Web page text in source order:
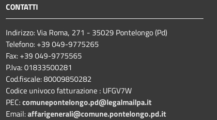
CONTATTI
Indirizzo: Via Roma, 271 - 35029 Pontelongo (Pd)
Telefono: +39 049-9775265
Fax: +39 049-9775565
P.Iva: 01833500281
Cod.fiscale: 80009850282
Codice univoco fatturazione : UFGV7W
PEC:comunepontelongo.pd@legalmailpa.it
Email:affarigenerali@comune.pontelongo.pd.it